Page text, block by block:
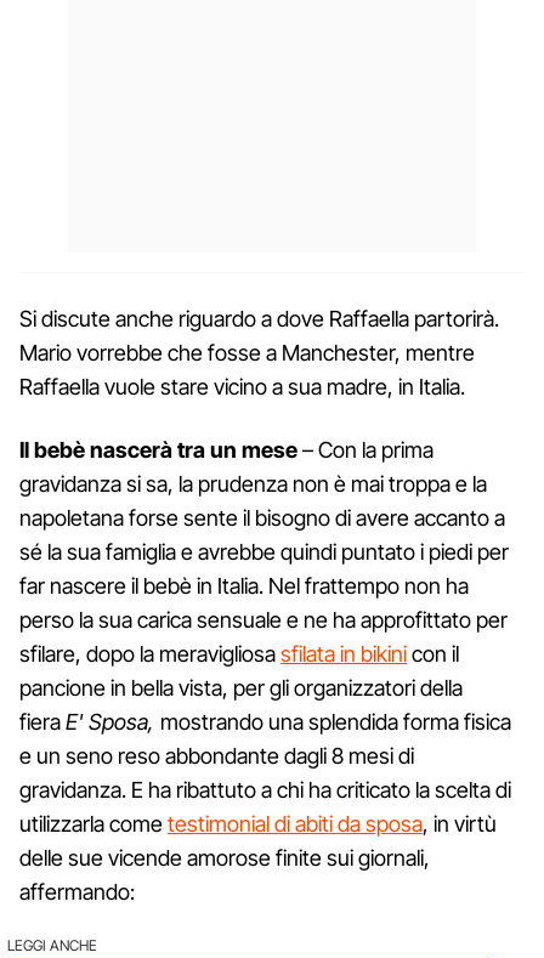
Si discute anche riguardo a dove Raffaella partorirà.
Mario vorrebbe che fosse a Manchester, mentre
Raffaella vuole stare vicino a sua madre, in Italia.
Il bebè nascerà tra un mese– Con la prima
gravidanza si sa, la prudenza non è mai troppa e la
napoletana forse sente il bisogno di avere accanto a
sé la sua famiglia e avrebbe quindi puntato i piedi per
far nascere il bebè in Italia. Nel frattempo non ha
perso la sua carica sensuale e ne ha approfittato per
sfilare, dopo la meravigliosasfilata in bikinicon il
pancione in bella vista, per gli organizzatori della
fieraE' Sposa, mostrando una splendida forma fisica
e un seno reso abbondante dagli 8 mesi di
gravidanza. E ha ribattuto a chi ha criticato la scelta di
utilizzarla cometestimonial di abiti da sposa, in virtù
delle sue vicende amorose finite sui giornali,
affermando:
LEGGI ANCHE